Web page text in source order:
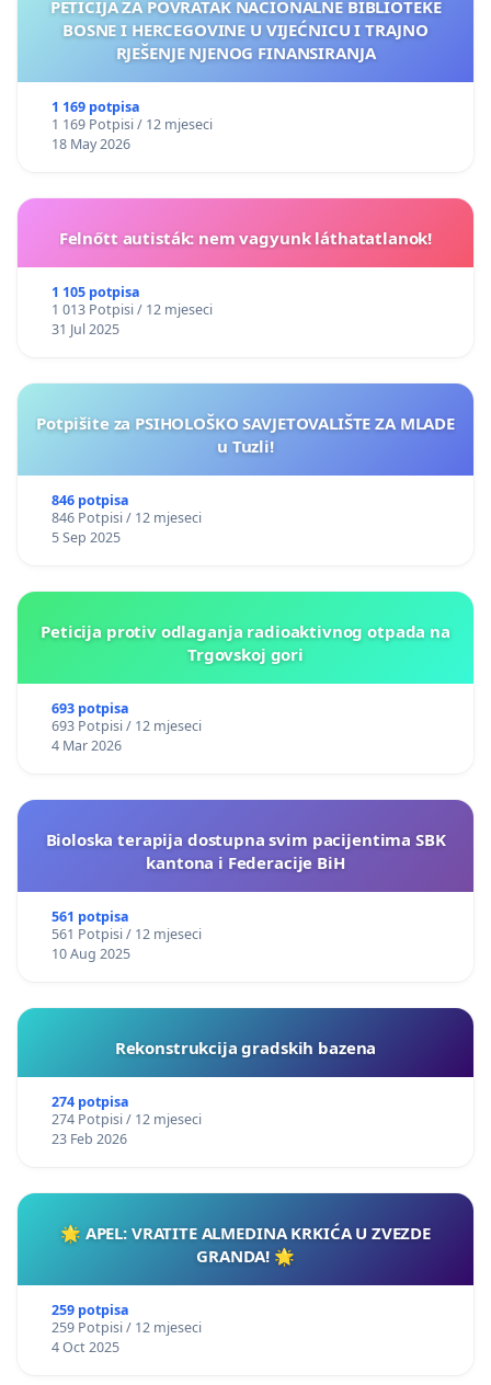
PETICIJA ZA POVRATAK NACIONALNE BIBLIOTEKE
BOSNE I HERCEGOVINE U VIJEĆNICU I TRAJNO
RJEŠENJE NJENOG FINANSIRANJA
1 169 potpisa
1 169 Potpisi / 12 mjeseci
18 May 2026
Felnőtt autisták: nem vagyunk láthatatlanok!
1 105 potpisa
1 013 Potpisi / 12 mjeseci
31 Jul 2025
Potpišite za PSIHOLOŠKO SAVJETOVALIŠTE ZA MLADE
u Tuzli!
846 potpisa
846 Potpisi / 12 mjeseci
5 Sep 2025
Peticija protiv odlaganja radioaktivnog otpada na
Trgovskoj gori
693 potpisa
693 Potpisi / 12 mjeseci
4 Mar 2026
Bioloska terapija dostupna svim pacijentima SBK
kantona i Federacije BiH
561 potpisa
561 Potpisi / 12 mjeseci
10 Aug 2025
Rekonstrukcija gradskih bazena
274 potpisa
274 Potpisi / 12 mjeseci
23 Feb 2026
🌟 APEL: VRATITE ALMEDINA KRKIĆA U ZVEZDE
GRANDA! 🌟
259 potpisa
259 Potpisi / 12 mjeseci
4 Oct 2025